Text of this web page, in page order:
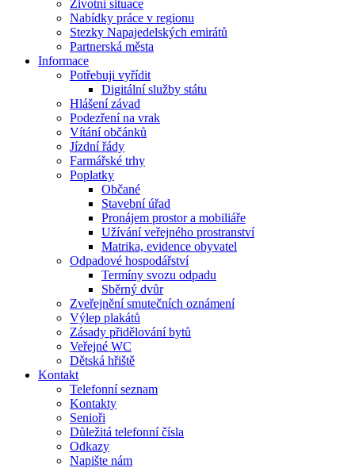
Životní situace
Nabídky práce v regionu
Stezky Napajedelských emirátů
Partnerská města
Informace
Potřebuji vyřídit
Digitální služby státu
Hlášení závad
Podezření na vrak
Vítání občánků
Jízdní řády
Farmářské trhy
Poplatky
Občané
Stavební úřad
Pronájem prostor a mobiliáře
Užívání veřejného prostranství
Matrika, evidence obyvatel
Odpadové hospodářství
Termíny svozu odpadu
Sběrný dvůr
Zveřejnění smutečních oznámení
Výlep plakátů
Zásady přidělování bytů
Veřejné WC
Dětská hřiště
Kontakt
Telefonní seznam
Kontakty
Senioři
Důležitá telefonní čísla
Odkazy
Napište nám